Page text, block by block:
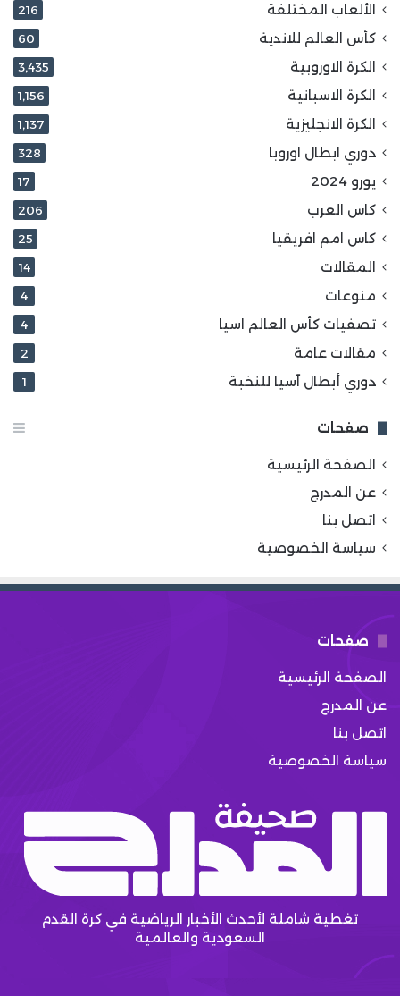
الألعاب المختلفة 216
كأس العالم للاندية 60
الكرة الاوروبية 3٬435
الكرة الاسبانية 1٬156
الكرة الانجليزية 1٬137
دوري ابطال اوروبا 328
يورو 2024 17
كاس العرب 206
كاس امم افريقيا 25
المقالات 14
منوعات 4
تصفيات كأس العالم اسيا 4
مقالات عامة 2
دوري أبطال آسيا للنخبة 1
صفحات
الصفحة الرئيسية
عن المدرج
اتصل بنا
سياسة الخصوصية
صفحات
الصفحة الرئيسية
عن المدرج
اتصل بنا
سياسة الخصوصية
تغطية شاملة لأحدث الأخبار الرياضية في كرة القدم
السعودية والعالمية